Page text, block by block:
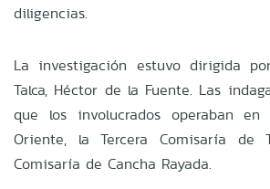
diligencias.
La investigación estuvo dirigida
Talca, Héctor de la Fuente. Las
que los involucrados operaban en
Oriente, la Tercera Comisaría de
Comisaría de Cancha Rayada.